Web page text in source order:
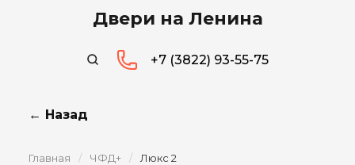
Двери на Ленина
+7 (3822) 93-55-75
← Назад
Главная / ЧФД+ / Люкс 2